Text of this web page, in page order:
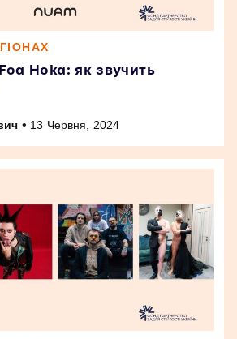
Hoka: як звучить
• 13 Червня, 2024